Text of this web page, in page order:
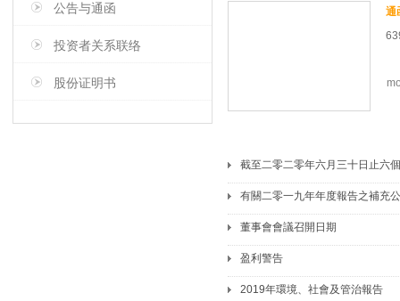
公告与通函
投资者关系联络
股份证明书
截至二零二零年六月三十日止六
有關二零一九年年度報告之補充
董事會會議召開日期
盈利警告
2019年環境、社會及管治報告